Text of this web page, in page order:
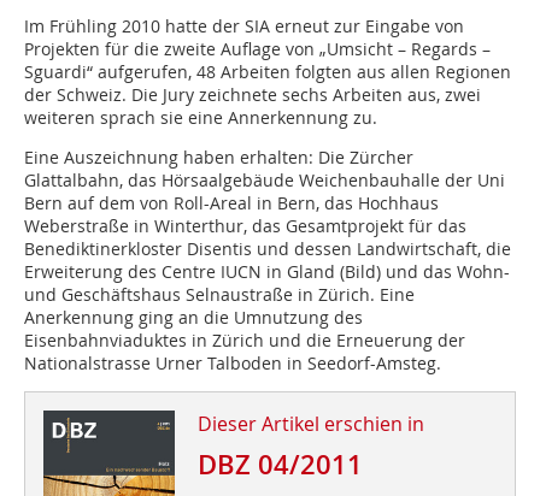
Im Frühling 2010 hatte der SIA erneut zur Eingabe von
Projekten für die zweite Auflage von „Umsicht – Regards –
Sguardi“ aufgerufen, 48 Arbeiten folgten aus allen Regionen
der Schweiz. Die Jury zeichnete sechs Arbeiten aus, zwei
weiteren sprach sie eine Annerkennung zu.
Eine Auszeichnung haben erhalten: Die Zürcher
Glattalbahn, das Hörsaalgebäude Weichenbauhalle der Uni
Bern auf dem von Roll-Areal in Bern, das Hochhaus
Weberstraße in Winterthur, das Gesamtprojekt für das
Benediktinerkloster Disentis und dessen Landwirtschaft, die
Erweiterung des Centre IUCN in Gland (Bild) und das Wohn-
und Geschäftshaus Selnaustraße in Zürich. Eine
Anerkennung ging an die Umnutzung des
Eisenbahnviaduktes in Zürich und die Erneuerung der
Nationalstrasse Urner Talboden in Seedorf-Amsteg.
Dieser Artikel erschien in
DBZ 04/2011